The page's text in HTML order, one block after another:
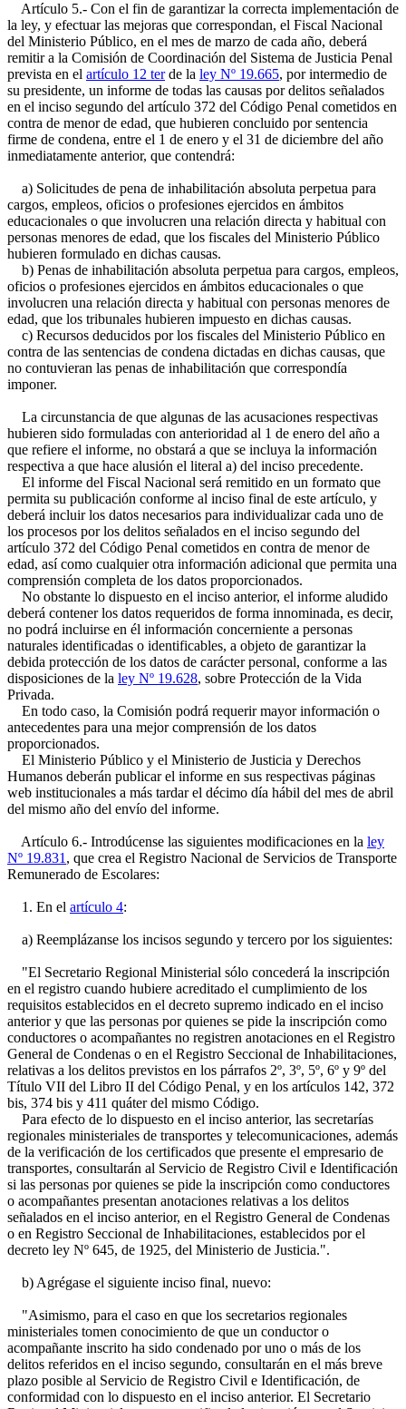
Artículo 5.- Con el fin de garantizar la correcta implementación de
la ley, y efectuar las mejoras que correspondan, el Fiscal Nacional
del Ministerio Público, en el mes de marzo de cada año, deberá
remitir a la Comisión de Coordinación del Sistema de Justicia Penal
prevista en el artículo 12 terde la ley Nº 19.665, por intermedio de
su presidente, un informe de todas las causas por delitos señalados
en el inciso segundo del artículo 372 del Código Penal cometidos en
contra de menor de edad, que hubieren concluido por sentencia
firme de condena, entre el 1 de enero y el 31 de diciembre del año
inmediatamente anterior, que contendrá:
a) Solicitudes de pena de inhabilitación absoluta perpetua para
cargos, empleos, oficios o profesiones ejercidos en ámbitos
educacionales o que involucren una relación directa y habitual con
personas menores de edad, que los fiscales del Ministerio Público
hubieren formulado en dichas causas.
b) Penas de inhabilitación absoluta perpetua para cargos, empleos,
oficios o profesiones ejercidos en ámbitos educacionales o que
involucren una relación directa y habitual con personas menores de
edad, que los tribunales hubieren impuesto en dichas causas.
c) Recursos deducidos por los fiscales del Ministerio Público en
contra de las sentencias de condena dictadas en dichas causas, que
no contuvieran las penas de inhabilitación que correspondía
imponer.
La circunstancia de que algunas de las acusaciones respectivas
hubieren sido formuladas con anterioridad al 1 de enero del año a
que refiere el informe, no obstará a que se incluya la información
respectiva a que hace alusión el literal a) del inciso precedente.
El informe del Fiscal Nacional será remitido en un formato que
permita su publicación conforme al inciso final de este artículo, y
deberá incluir los datos necesarios para individualizar cada uno de
los procesos por los delitos señalados en el inciso segundo del
artículo 372 del Código Penal cometidos en contra de menor de
edad, así como cualquier otra información adicional que permita una
comprensión completa de los datos proporcionados.
No obstante lo dispuesto en el inciso anterior, el informe aludido
deberá contener los datos requeridos de forma innominada, es decir,
no podrá incluirse en él información concerniente a personas
naturales identificadas o identificables, a objeto de garantizar la
debida protección de los datos de carácter personal, conforme a las
disposiciones de la ley Nº 19.628, sobre Protección de la Vida
Privada.
En todo caso, la Comisión podrá requerir mayor información o
antecedentes para una mejor comprensión de los datos
proporcionados.
El Ministerio Público y el Ministerio de Justicia y Derechos
Humanos deberán publicar el informe en sus respectivas páginas
web institucionales a más tardar el décimo día hábil del mes de abril
del mismo año del envío del informe.
Artículo 6.- Introdúcense las siguientes modificaciones en la ley
Nº 19.831 , que crea el Registro Nacional de Servicios de Transporte
Remunerado de Escolares:
1. En el artículo 4:
a) Reemplázanse los incisos segundo y tercero por los siguientes:
"El Secretario Regional Ministerial sólo concederá la inscripción
en el registro cuando hubiere acreditado el cumplimiento de los
requisitos establecidos en el decreto supremo indicado en el inciso
anterior y que las personas por quienes se pide la inscripción como
conductores o acompañantes no registren anotaciones en el Registro
General de Condenas o en el Registro Seccional de Inhabilitaciones,
relativas a los delitos previstos en los párrafos 2º, 3º, 5º, 6º y 9º del
Título VII del Libro II del Código Penal, y en los artículos 142, 372
bis, 374 bis y 411 quáter del mismo Código.
Para efecto de lo dispuesto en el inciso anterior, las secretarías
regionales ministeriales de transportes y telecomunicaciones, además
de la verificación de los certificados que presente el empresario de
transportes, consultarán al Servicio de Registro Civil e Identificación
si las personas por quienes se pide la inscripción como conductores
o acompañantes presentan anotaciones relativas a los delitos
señalados en el inciso anterior, en el Registro General de Condenas
o en Registro Seccional de Inhabilitaciones, establecidos por el
decreto ley Nº 645, de 1925, del Ministerio de Justicia.".
b) Agrégase el siguiente inciso final, nuevo:
"Asimismo, para el caso en que los secretarios regionales
ministeriales tomen conocimiento de que un conductor o
acompañante inscrito ha sido condenado por uno o más de los
delitos referidos en el inciso segundo, consultarán en el más breve
plazo posible al Servicio de Registro Civil e Identificación, de
conformidad con lo dispuesto en el inciso anterior. El Secretario